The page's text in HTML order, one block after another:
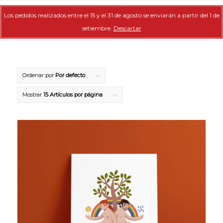
Los pedidos realizados entre el 15 y el 31 de agosto se enviarán a partir del 1 de
setiembre. Descartar
Ordenar por Por defecto
Mostrar 15 Artículos por página